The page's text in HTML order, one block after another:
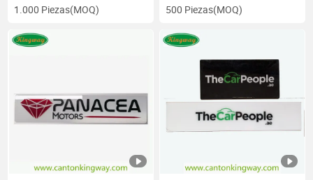
1.000 Piezas(MOQ) 500 Piezas(MOQ)